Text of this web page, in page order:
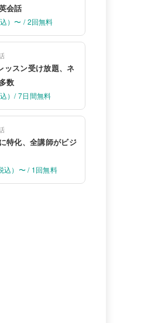
会話
）〜 / 2回無料
ッスン受け放題、ネ
数
）/ 7日間無料
特化、全講師がビジ
込）〜 / 1回無料